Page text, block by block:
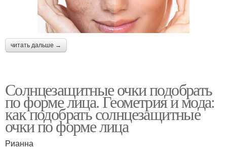
читать дальше →
Солнцезащитные очки подобрать
по форме лица. Геометрия и мода:
как подобрать солнцезащитные
очки по форме лица
Рианна